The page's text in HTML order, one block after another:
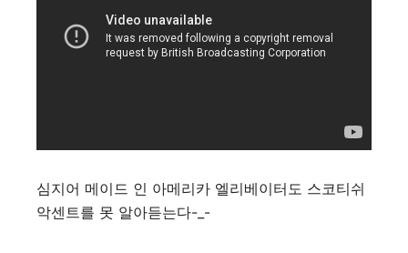
심지어 메이드 인 아메리카 엘리베이터도 스코티쉬
악센트를 못 알아듣는다-_-